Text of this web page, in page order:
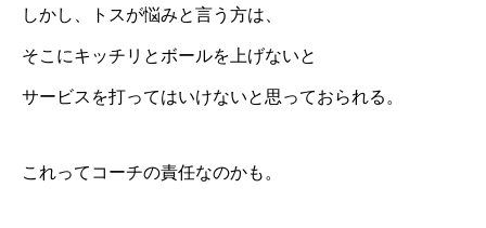
しかし、トスが悩みと言う方は、
そこにキッチリとボールを上げないと
サービスを打ってはいけないと思っておられる。
これってコーチの責任なのかも。